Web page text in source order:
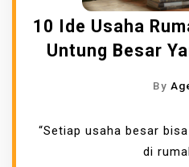
10 Ide Usaha
Untung Besar
By
“Setiap usaha besar
di